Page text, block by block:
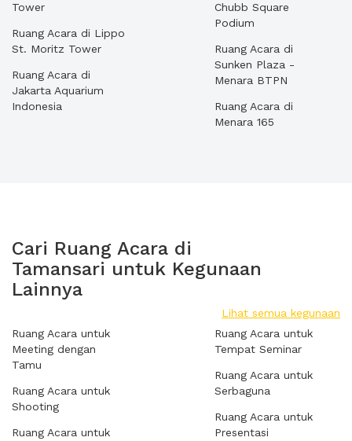
Tower
Ruang Acara di Lippo
St. Moritz Tower
Ruang Acara di
Jakarta Aquarium
Indonesia
Chubb Square
Podium
Ruang Acara di
Sunken Plaza -
Menara BTPN
Ruang Acara di
Menara 165
Cari Ruang Acara di
Tamansari untuk Kegunaan
Lainnya
Lihat semua kegunaan
Ruang Acara untuk
Meeting dengan
Tamu
Ruang Acara untuk
Shooting
Ruang Acara untuk
Ruang Acara untuk
Tempat Seminar
Ruang Acara untuk
Serbaguna
Ruang Acara untuk
Presentasi